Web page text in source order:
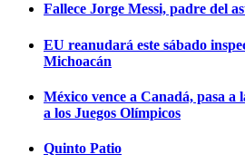
Fallece Jorge Messi, padre del
EU reanudará este sábado
Michoacán
México vence a Canadá, pasa a
a los Juegos Olímpicos
Quinto Patio